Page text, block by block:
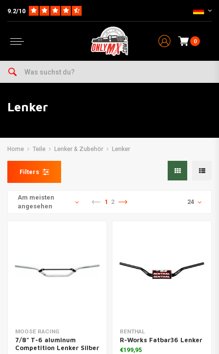
9.2/10
0
Lenker
Home Teile Lenker & Zubehör Lenker
Filters
Am meisten
angesehen
1 2 24
MOOSE RACING
7/8" T-6 aluminum
Competition Lenker Silber
RENTHAL
R-Works Fatbar36 Lenker
€199,95